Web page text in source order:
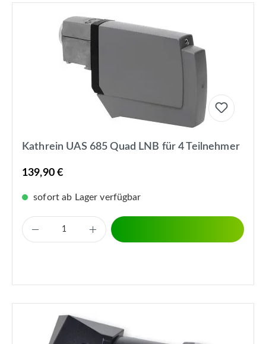
Kathrein UAS 685 Quad LNB für 4 Teilnehmer
139,90 €
sofort ab Lager verfügbar